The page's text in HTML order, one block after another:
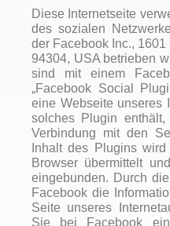
Diese Internetseite
des sozialen
der Facebook Inc.,
94304, USA betrieben
sind mit einem
„Facebook Social
eine Webseite unseres
solches Plugin
Verbindung mit den
Inhalt des Plugins
Browser übermittelt
eingebunden. Durch
Facebook die
Seite unseres
Sie bei Facebook